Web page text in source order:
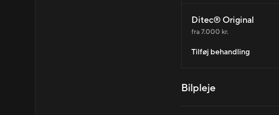
Ditec® Original
fra 7.000 kr.
Tilføj behandling
Bilpleje